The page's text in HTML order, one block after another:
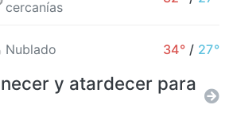
cercanías
Nublado 34° / 27°
y atardecer para